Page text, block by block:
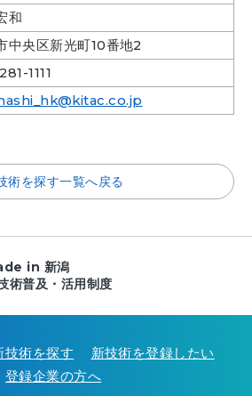
和
中央区新光町10番地2
1111
術を探す一覧へ戻る
in 新潟
術普及・活用制度
技術を探す
新技術を登録したい
登録企業の方へ